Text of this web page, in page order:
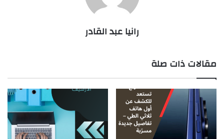
رانيا عبد القادر
مقالات ذات صلة